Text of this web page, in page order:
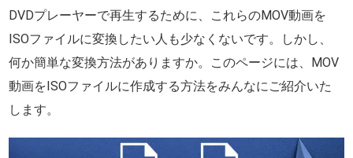
DVDプレーヤーで再生するために、これらのMOV動画を
ISOファイルに変換したい人も少なくないです。しかし、
何か簡単な変換方法がありますか。このページには、MOV
動画をISOファイルに作成する方法をみんなにご紹介いた
します。